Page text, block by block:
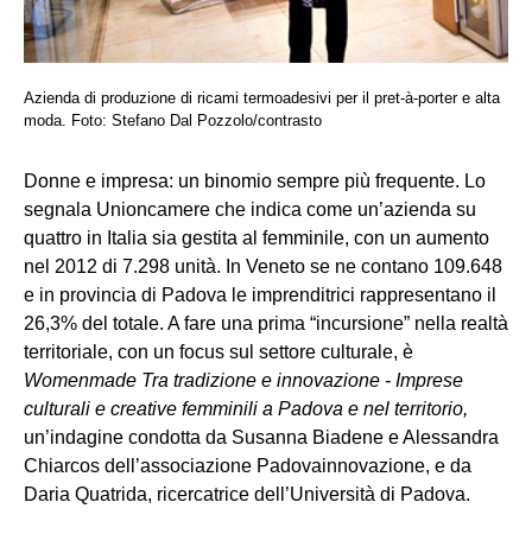
Azienda di produzione di ricami termoadesivi per il pret-à-porter e alta
moda. Foto: Stefano Dal Pozzolo/contrasto
Donne e impresa: un binomio sempre più frequente. Lo
segnala Unioncamere che indica come un’azienda su
quattro in Italia sia gestita al femminile, con un aumento
nel 2012 di 7.298 unità. In Veneto se ne contano 109.648
e in provincia di Padova le imprenditrici rappresentano il
26,3% del totale. A fare una prima “incursione” nella realtà
territoriale, con un focus sul settore culturale, è
Womenmade Tra tradizione e innovazione - Imprese
culturali e creative femminili a Padova e nel territorio,
un’indagine condotta da Susanna Biadene e Alessandra
Chiarcos dell’associazione Padovainnovazione, e da
Daria Quatrida, ricercatrice dell’Università di Padova.